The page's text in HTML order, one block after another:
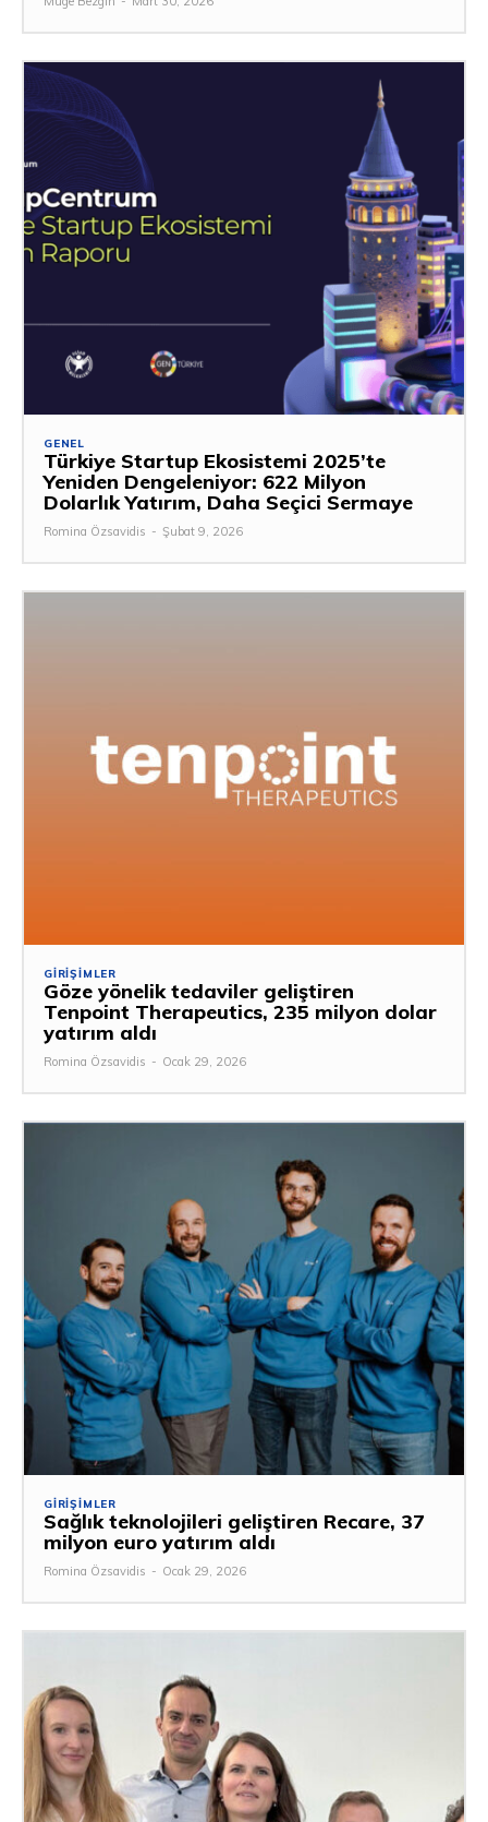
GENEL
Türkiye Startup Ekosistemi 2025’te
Yeniden Dengeleniyor: 622 Milyon
Dolarlık Yatırım, Daha Seçici Sermaye
Romina Özsavidis - Şubat 9, 2026
GIRIŞIMLER
Göze yönelik tedaviler geliştiren
Tenpoint Therapeutics, 235 milyon dolar
yatırım aldı
Romina Özsavidis - Ocak 29, 2026
GIRIŞIMLER
Sağlık teknolojileri geliştiren Recare, 37
milyon euro yatırım aldı
Romina Özsavidis - Ocak 29, 2026